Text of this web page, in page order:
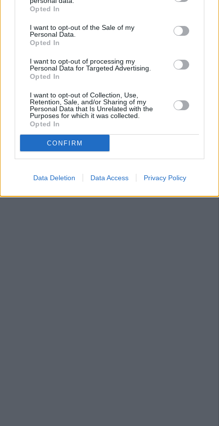
Opted In
I want to opt-out of the Sale of my
Personal Data.
Opted In
I want to opt-out of processing my
Personal Data for Targeted Advertising.
Opted In
I want to opt-out of Collection, Use,
Retention, Sale, and/or Sharing of my
Personal Data that Is Unrelated with the
Purposes for which it was collected.
Opted In
CONFIRM
Data Deletion Data Access Privacy Policy
provincial metropolitano que “mejor funciona” de
la buena gestión”. Por eso, subraya la necesidad de
“extender” este modelo, que necesita el visto bueno de los
“Con el apoyo de las administraciones públicas, si
ofrecemos un precio competitivo, el transporte público se
utilizaría más”.